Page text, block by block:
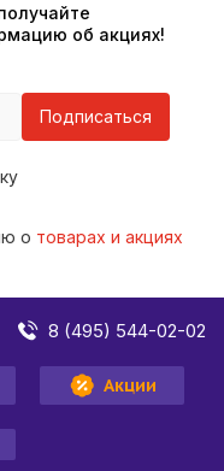
об акциях!
Подписаться
о товарах и акциях
8 (495) 544-02-02
Акции